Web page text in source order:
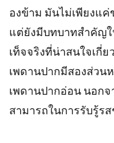
องข้าม มันไม่เพียงแ
แต่ยังมีบทบาทสำคัญ
เท็จจริงที่น่าสนใจเกี่
เพดานปากมีสองส่วน
เพดานปากอ่อน นอก
สามารถในการรับรู้ร